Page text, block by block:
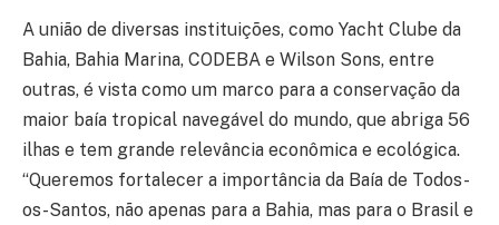
A união de diversas instituições, como Yacht Clube da
Bahia, Bahia Marina, CODEBA e Wilson Sons, entre
outras, é vista como um marco para a conservação da
maior baía tropical navegável do mundo, que abriga 56
ilhas e tem grande relevância econômica e ecológica.
“Queremos fortalecer a importância da Baía de Todos-
os-Santos, não apenas para a Bahia, mas para o Brasil e